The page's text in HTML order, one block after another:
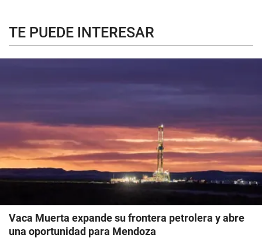
TE PUEDE INTERESAR
Vaca Muerta expande su frontera petrolera y abre
una oportunidad para Mendoza